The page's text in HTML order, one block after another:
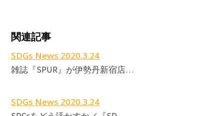
関連記事
SDGs News 2020.3.24
雑誌『SPUR』が伊勢丹新宿店…
SDGs News 2020.3.24